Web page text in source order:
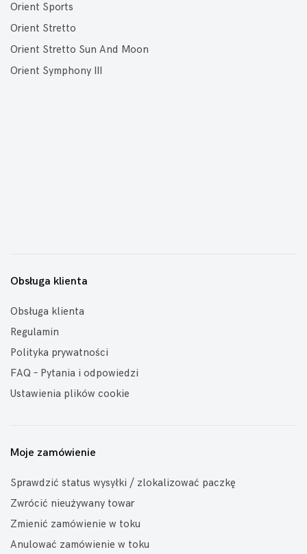
Orient Sports
Orient Stretto
Orient Stretto Sun And Moon
Orient Symphony III
Obsługa klienta
Obsługa klienta
Regulamin
Polityka prywatności
FAQ – Pytania i odpowiedzi
Ustawienia plików cookie
Moje zamówienie
Sprawdzić status wysyłki / zlokalizować paczkę
Zwrócić nieużywany towar
Zmienić zamówienie w toku
Anulować zamówienie w toku